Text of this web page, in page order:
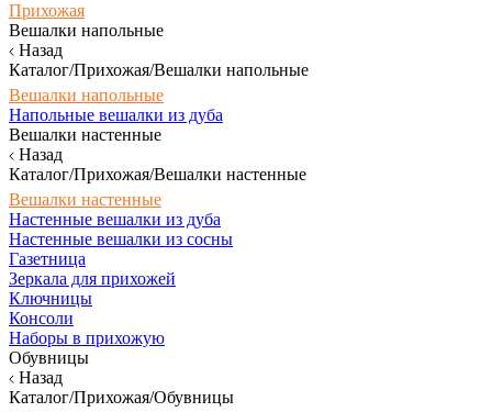
Прихожая
Вешалки напольные
Назад
Каталог/Прихожая/Вешалки напольные
Вешалки напольные
Напольные вешалки из дуба
Вешалки настенные
Назад
Каталог/Прихожая/Вешалки настенные
Вешалки настенные
Настенные вешалки из дуба
Настенные вешалки из сосны
Газетница
Зеркала для прихожей
Ключницы
Консоли
Наборы в прихожую
Обувницы
Назад
Каталог/Прихожая/Обувницы